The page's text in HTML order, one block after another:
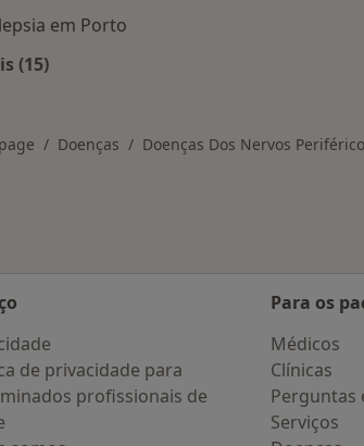
em Porto
(15)
Doenças Doenças Dos Nervos
de privacidade para
profissionais de
Para os
Médicos
Clínicas
Perguntas
Serviços